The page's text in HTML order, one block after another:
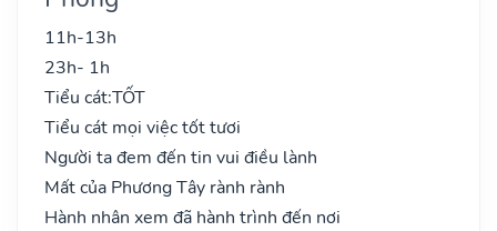
11h-13h
23h- 1h
Tiểu cát:TỐT
Tiểu cát mọi việc tốt tươi
Người ta đem đến tin vui điều lành
Mất của Phương Tây rành rành
Hành nhân xem đã hành trình đến nơi